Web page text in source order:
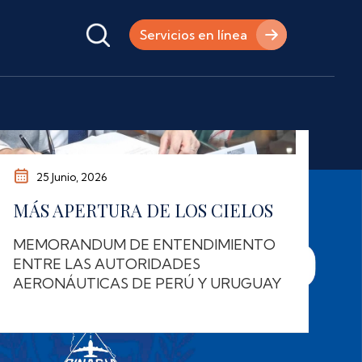
Servicios en línea
14 Abril, 2026
DIGITALIZACIÓN DE LICENCIAS
AERONÁUTICAS Y TRÁMITES
ONLINE